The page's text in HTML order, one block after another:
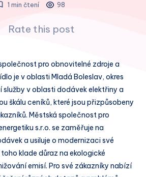
1 min čtení
98
Rate this post
pro obnovitelné zdroje a
je v oblasti Mladá Boleslav, okres
služby v oblasti dodávek elektřiny a
škálu ceníků, které jsou přizpůsobeny
Městská společnost pro
s.r.o. se zaměřuje na
a usiluje o modernizaci své
klade důraz na ekologické
emisí. Pro své zákazníky nabízí